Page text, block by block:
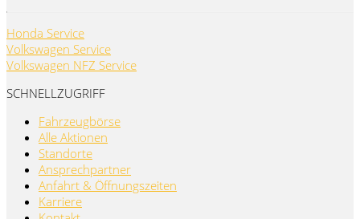
Honda Service
Volkswagen Service
Volkswagen NFZ Service
SCHNELLZUGRIFF
Fahrzeugbörse
Alle Aktionen
Standorte
Ansprechpartner
Anfahrt & Öffnungszeiten
Karriere